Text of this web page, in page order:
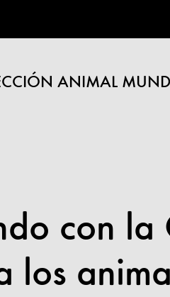
ANIMAL
con la
los